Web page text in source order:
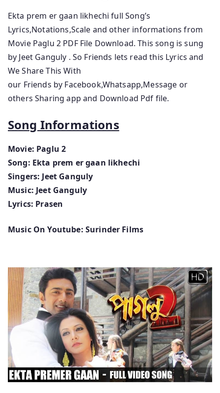
Ekta prem er gaan likhechi full Song’s
Lyrics,Notations,Scale and other informations from
Movie Paglu 2 PDFFile Download. This song is sung
by Jeet Ganguly . So Friends lets read this Lyrics and
We Share This With
our Friends by Facebook,Whatsapp,Message or
others Sharing app and Download Pdf file.
Song Informations
Movie: Paglu 2
Song: Ekta prem er gaan likhechi
Singers: Jeet Ganguly
Music: Jeet Ganguly
Lyrics: Prasen
Music On Youtube: Surinder Films